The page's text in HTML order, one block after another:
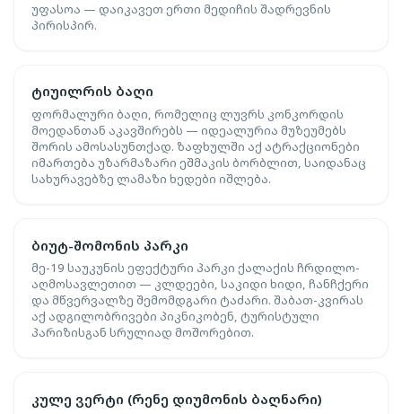
უფასოა — დაიკავეთ ერთი მედიჩის შადრევნის
პირისპირ.
ტიუილრის ბაღი
ფორმალური ბაღი, რომელიც ლუვრს კონკორდის
მოედანთან აკავშირებს — იდეალურია მუზეუმებს
შორის ამოსასუნთქად. ზაფხულში აქ ატრაქციონები
იმართება უზარმაზარი ეშმაკის ბორბლით, საიდანაც
სახურავებზე ლამაზი ხედები იშლება.
ბიუტ-შომონის პარკი
მე-19 საუკუნის ეფექტური პარკი ქალაქის ჩრდილო-
აღმოსავლეთით — კლდეები, საკიდი ხიდი, ჩანჩქერი
და მწვერვალზე შემომდგარი ტაძარი. შაბათ-კვირას
აქ ადგილობრივები პიკნიკობენ, ტურისტული
პარიზისგან სრულიად მოშორებით.
კულე ვერტი (რენე დიუმონის ბაღნარი)